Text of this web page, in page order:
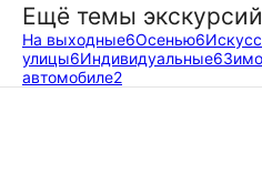
Ещё темы
На выходные6Осенью6
улицы6Индивидуальные6
автомобиле2